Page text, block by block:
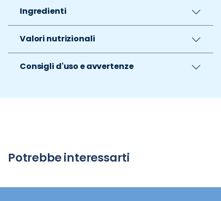
Ingredienti
Valori nutrizionali
Consigli d'uso e avvertenze
Potrebbe interessarti